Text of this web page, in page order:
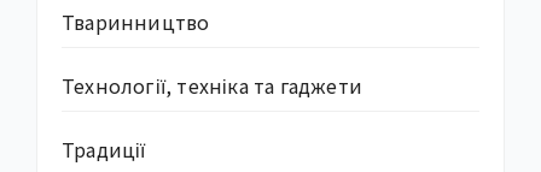
Тваринництво
Технології, техніка та гаджети
Традиції